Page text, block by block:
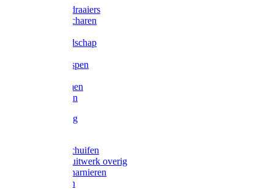
Schroevendraaiers
Tangen / Scharen
Meetgereedschap
Vijlen / Raspen
Lijmklemmen
Waterpassen
Bouwbeslag
Grendels/schuifen
Hang en sluitwerk overig
Hengen/scharnieren
Scharnieren